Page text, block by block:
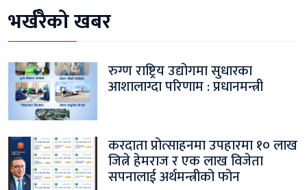
भर्खरैको खबर
रुग्ण राष्ट्रिय उद्योगमा सुधारका
आशालाग्दा परिणाम : प्रधानमन्त्री
करदाता प्रोत्साहनमा उपहारमा १० लाख
जित्ने हेमराज र एक लाख विजेता
सपनालाई अर्थमन्त्रीको फोन